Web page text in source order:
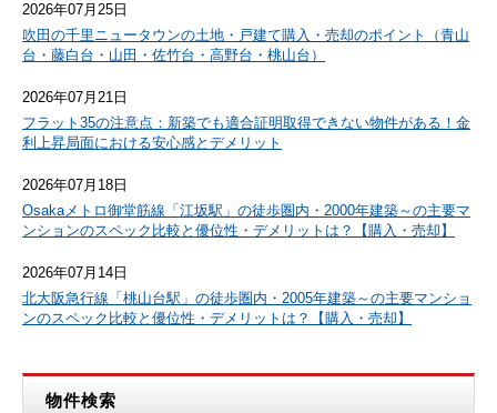
2026年07月25日
吹田の千里ニュータウンの土地・戸建て購入・売却のポイント（青山
台・藤白台・山田・佐竹台・高野台・桃山台）
2026年07月21日
フラット35の注意点：新築でも適合証明取得できない物件がある！金
利上昇局面における安心感とデメリット
2026年07月18日
Osakaメトロ御堂筋線「江坂駅」の徒歩圏内・2000年建築～の主要マ
ンションのスペック比較と優位性・デメリットは？【購入・売却】
2026年07月14日
北大阪急行線「桃山台駅」の徒歩圏内・2005年建築～の主要マンショ
ンのスペック比較と優位性・デメリットは？【購入・売却】
物件検索